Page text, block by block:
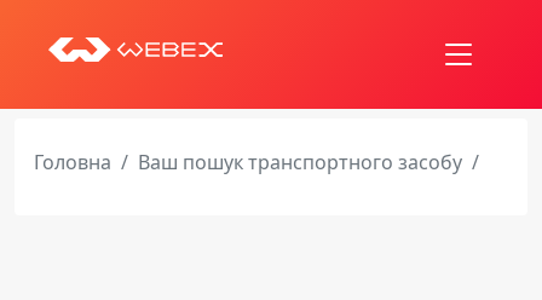
Головна Ваш пошук транспортного засобу